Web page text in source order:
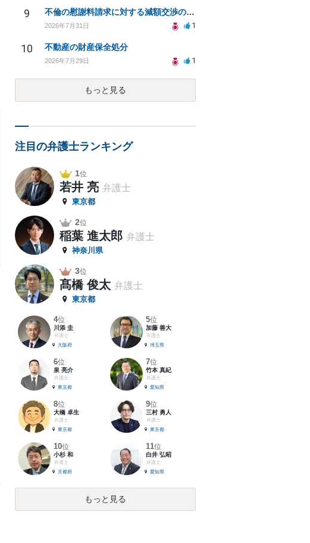
9 不倫の慰謝料請求に対する減額交渉の可能性と対策
2026年7月31日 1
10 不動産の財産保全処分
2026年7月29日 1
もっと見る
注目の弁護士ランキング
1位
若井 亮 弁護士
東京都
2位
稲葉 進太郎 弁護士
神奈川県
3位
髙橋 俊太 弁護士
東京都
4位
川添 圭
弁護士
大阪府
5位
加藤 善大
弁護士
埼玉県
6位
泉 亮介
弁護士
東京都
7位
竹本 真紀
弁護士
愛知県
8位
大橋 卓生
弁護士
東京都
9位
三村 勇人
弁護士
東京都
10位
小杉 和
弁護士
京都府
11位
白井 弘昭
弁護士
愛知県
もっと見る